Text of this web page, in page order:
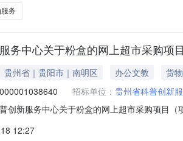
务
务中心关于粉盒的网上超市采购项
贵州省｜贵阳市｜南明区 办公文教
货物
招标单位： 贵州省科普创新
创新服务中心关于粉盒的网上超市采购项目
项目所在行政区划名称:贵州省本级报价起
12:27